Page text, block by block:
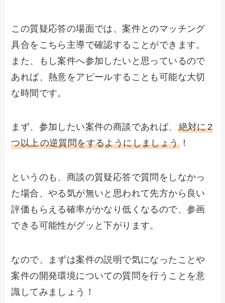
この質疑応答の場面では、案件とのマッチング
具合をこちら主導で確認することができます。
また、もし案件へ参加したいと思っているので
あれば、熱意をアピールすることも可能な大切
な時間です。
まず、参加したい案件の商談であれば、 絶対に2
つ以上の逆質問をするようにしましょう！
というのも、商談の質疑応答で質問をしなかっ
た場合、やる気が無いと思われて先方から良い
評価もらえる確率がかなり低くなるので、参画
できる可能性がグッと下がります。
なので、まずは案件の説明で気になったことや
案件の開発環境についての質問を行うことを意
識してみましょう！